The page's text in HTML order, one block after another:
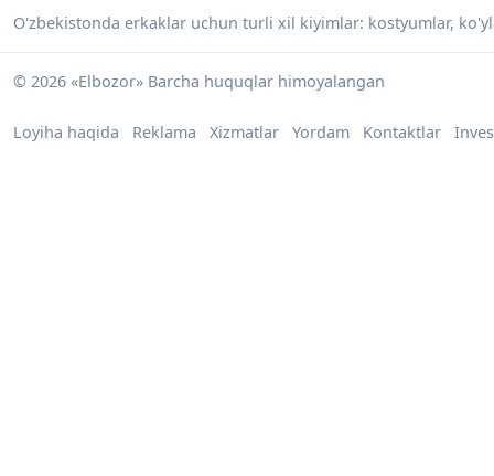
O'zbekistonda erkaklar uchun turli xil kiyimlar: kostyumlar,
© 2026 «Elbozor» Barcha huquqlar himoyalangan
Loyiha haqida Reklama Xizmatlar Yordam Kontaktlar